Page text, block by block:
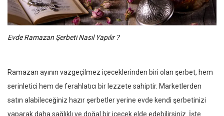
Evde Ramazan Şerbeti Nasıl Yapılır ?
Ramazan ayının vazgeçilmez içeceklerinden biri olan şerbet, hem
serinletici hem de ferahlatıcı bir lezzete sahiptir. Marketlerden
satın alabileceğiniz hazır şerbetler yerine evde kendi şerbetinizi
yaparak daha sağlıklı ve doğal bir içecek elde edebilirsiniz. İşte